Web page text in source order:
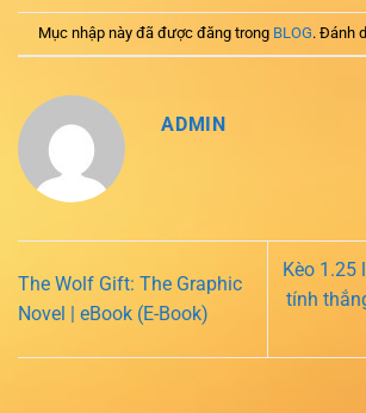
Mục nhập này đã được đăng trong BLOG. Đánh
ADMIN
The Wolf Gift: The Graphic
Novel | eBook (E-Book)
Kèo 1.25
tính